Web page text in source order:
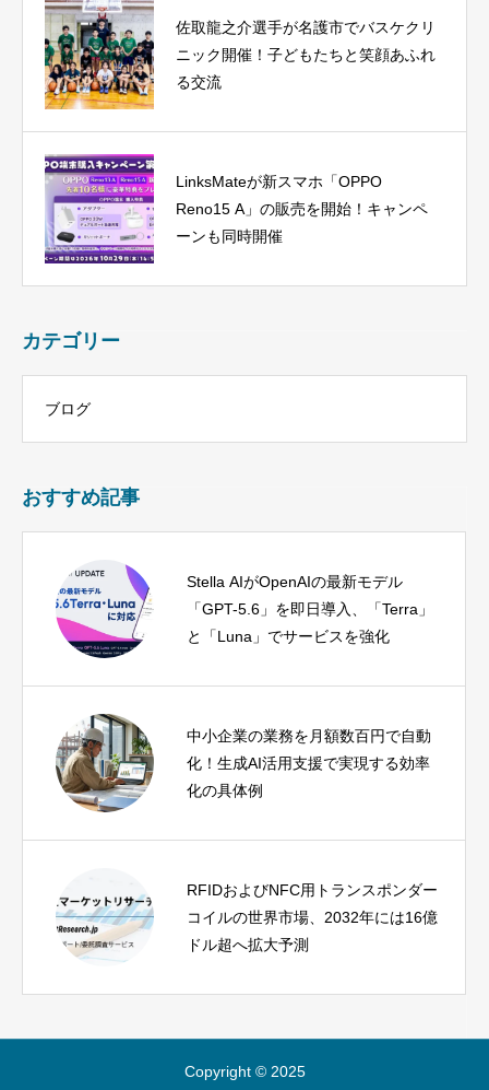
佐取龍之介選手が名護市でバスケクリ
ニック開催！子どもたちと笑顔あふれ
る交流
LinksMateが新スマホ「OPPO
Reno15 A」の販売を開始！キャンペ
ーンも同時開催
カテゴリー
ブログ
おすすめ記事
Stella AIがOpenAIの最新モデル
「GPT-5.6」を即日導入、「Terra」
と「Luna」でサービスを強化
中小企業の業務を月額数百円で自動
化！生成AI活用支援で実現する効率
化の具体例
RFIDおよびNFC用トランスポンダー
コイルの世界市場、2032年には16億
ドル超へ拡大予測
Copyright © 2025